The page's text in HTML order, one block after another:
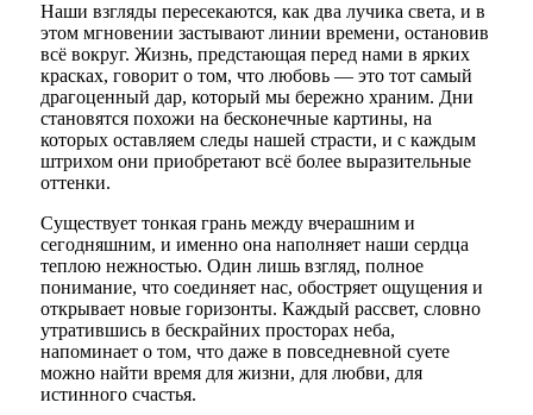
Наши взгляды пересекаются, как два лучика света, и в
этом мгновении застывают линии времени, остановив
всё вокруг. Жизнь, предстающая перед нами в ярких
красках, говорит о том, что любовь — это тот самый
драгоценный дар, который мы бережно храним. Дни
становятся похожи на бесконечные картины, на
которых оставляем следы нашей страсти, и с каждым
штрихом они приобретают всё более выразительные
оттенки.
Существует тонкая грань между вчерашним и
сегодняшним, и именно она наполняет наши сердца
теплою нежностью. Один лишь взгляд, полное
понимание, что соединяет нас, обостряет ощущения и
открывает новые горизонты. Каждый рассвет, словно
утратившись в бескрайних просторах неба,
напоминает о том, что даже в повседневной суете
можно найти время для жизни, для любви, для
истинного счастья.